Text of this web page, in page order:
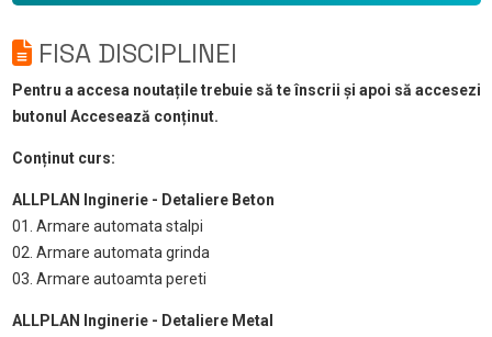
FISA DISCIPLINEI
Pentru a accesa noutațile trebuie să te înscrii și apoi să accesezi
butonul Accesează conținut.
Conținut curs:
ALLPLAN Inginerie - Detaliere Beton
01. Armare automata stalpi
02. Armare automata grinda
03. Armare autoamta pereti
ALLPLAN Inginerie - Detaliere Metal